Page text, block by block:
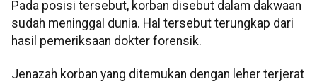
Pada posisi tersebut, korban disebut dalam dakwaan
sudah meninggal dunia. Hal tersebut terungkap dari
hasil pemeriksaan dokter forensik.
Jenazah korban yang ditemukan dengan leher terjerat